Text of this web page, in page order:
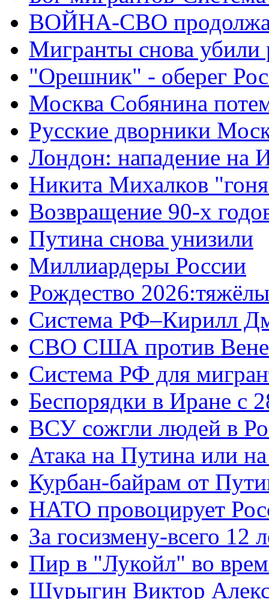
ВОЙНА-СВО
Мигранты снова убили
"Орешник" - оберег
Москва Собянина
Русские дворники
Лондон: нападение на
Никита Михалков
Возвращение 90-х
Путина снова унизили
Миллиардеры России
Рождество
Система РФ–Кирилл
СВО США против
Система РФ для
Беспорядки в Иране с
ВСУ сожгли людей в
Атака на Путина или
Курбан-байрам от
НАТО провоцирует
За госизмену-всего 12
Пир в "Лукойл" во
Шурыгин Виктор